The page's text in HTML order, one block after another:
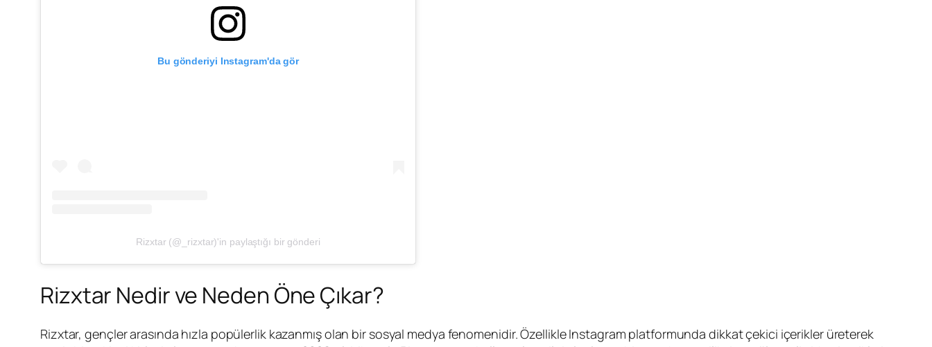
Bu gönderiyi Instagram'da gör
Rizxtar (@_rizxtar)'in paylaştığı bir gönderi
Rizxtar Nedir ve Neden Öne Çıkar?
Rizxtar, gençler arasında hızla popülerlik kazanmış olan bir sosyal medya fenomenidir. Özellikle Instagram platformunda dikkat çekici içerikler üreterek